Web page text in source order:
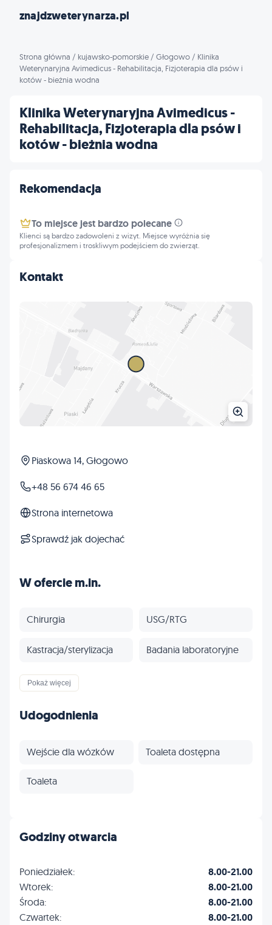
znajdzweterynarza.pl
Strona główna / kujawsko-pomorskie / Głogowo / Klinika
Weterynaryjna Avimedicus - Rehabilitacja, Fizjoterapia dla psów i
kotów - bieżnia wodna
Klinika Weterynaryjna Avimedicus -
Rehabilitacja, Fizjoterapia dla psów i
kotów - bieżnia wodna
Kontakt
Piaskowa 14, Głogowo
+48 56 674 46 65
Strona internetowa
Sprawdź jak dojechać
W ofercie m.in.
Chirurgia USG/RTG
Kastracja/sterylizacja Badania laboratoryjne
Czipowanie
Szczepienia
Pokaż więcej
Udogodnienia
Wejście dla wózków Toaleta dostępna
Toaleta
Rekomendacja
To miejsce jest bardzo polecane
Klienci są bardzo zadowoleni z wizyt. Miejsce wyróżnia się
profesjonalizmem i troskliwym podejściem do zwierząt.
Godziny otwarcia
Poniedziałek: 8.00-21.00
Wtorek: 8.00-21.00
Środa: 8.00-21.00
Czwartek: 8.00-21.00